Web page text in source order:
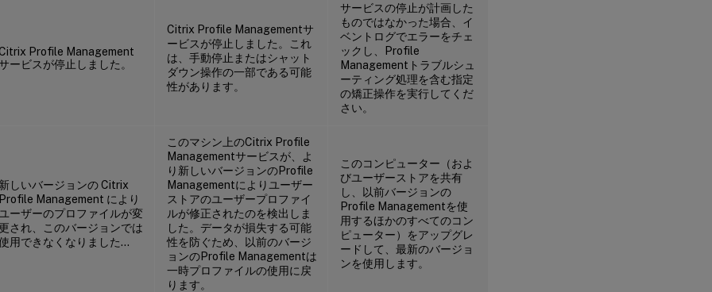
Profile Management
ービスが停止しました。
Citrix Profile Managementサ
ービスが停止しました。これ
は、手動停止またはシャット
ダウン操作の一部である可能
性があります。
サービスの停止が計画した
ものではなかった場合、イ
ベントログでエラーをチェ
ックし、Profile
Managementトラブルシュ
ーティング処理を含む指定
の矯正操作を実行してくだ
さい。
新しいバージョンの Citrix
Profile Management により
ユーザーのプロファイルが変
され、このバージョンでは
用できなくなりました…
このマシン上のCitrix Profile
Managementサービスが、よ
り新しいバージョンのProfile
Managementによりユーザー
ストアのユーザープロファイ
ルが修正されたのを検出しま
した。データが損失する可能
性を防ぐため、以前のバージ
ョンのProfile Managementは
一時プロファイルの使用に戻
ります。
このコンピューター（およ
びユーザーストアを共有
し、以前バージョンの
Profile Managementを使
用するほかのすべてのコン
ピューター）をアップグレ
ードして、最新のバージョ
ンを使用します。